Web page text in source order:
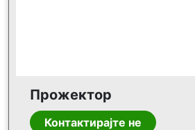
Прожектор
Контактирајте не